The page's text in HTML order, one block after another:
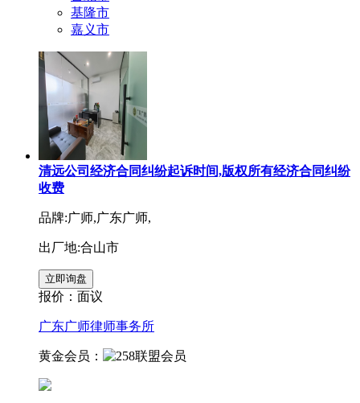
基隆市
嘉义市
清远公司经济合同纠纷起诉时间,版权所有经济合同纠纷
收费
品牌:广师,广东广师,
出厂地:合山市
报价： 面议
广东广师律师事务所
黄金会员：